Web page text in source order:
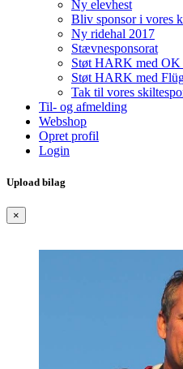
Ny elevhest
Bliv sponsor i vores
Ny ridehal 2017
Stævnesponsorat
Støt HARK med OK
Støt HARK med
Tak til vores
Til- og afmelding
Webshop
Opret profil
Login
Upload bilag
×